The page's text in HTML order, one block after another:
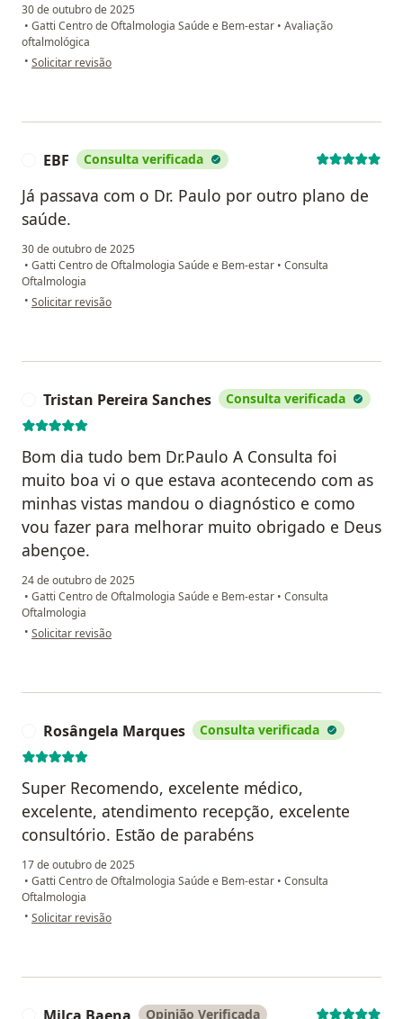
30 de outubro de 2025
• Gatti Centro de Oftalmologia Saúde e Bem-estar • Avaliação
oftalmológica
• na opinião do utilizador SCW
Solicitar revisão
EBF Consulta verificada
Já passava com o Dr. Paulo por outro plano de
saúde.
30 de outubro de 2025
• Gatti Centro de Oftalmologia Saúde e Bem-estar • Consulta
Oftalmologia
• na opinião do utilizador EBF
Solicitar revisão
Tristan Pereira Sanches Consulta verificada
Bom dia tudo bem Dr.Paulo A Consulta foi
muito boa vi o que estava acontecendo com as
minhas vistas mandou o diagnóstico e como
vou fazer para melhorar muito obrigado e Deus
abençoe.
24 de outubro de 2025
• Gatti Centro de Oftalmologia Saúde e Bem-estar • Consulta
Oftalmologia
• na opinião do utilizador Tristan Pereira Sanches
Solicitar revisão
Rosângela Marques Consulta verificada
Super Recomendo, excelente médico,
excelente, atendimento recepção, excelente
consultório. Estão de parabéns
17 de outubro de 2025
• Gatti Centro de Oftalmologia Saúde e Bem-estar • Consulta
Oftalmologia
• na opinião do utilizador Rosângela Marques
Solicitar revisão
Opinião Verificada